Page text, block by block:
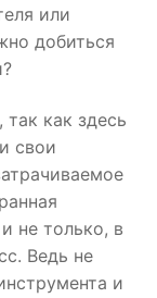
или
добиться
как здесь
свои
не только, в
Ведь не
и